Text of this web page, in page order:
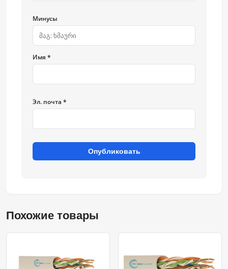
Минусы
Имя *
Эл. почта *
Опубликовать
Похожие товары